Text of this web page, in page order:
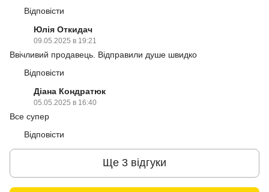
Відповісти
Юлія Откидач
09.05.2025 в 19:21
Ввічливий продавець. Відправили душе швидко
Відповісти
Діана Кондратюк
05.05.2025 в 16:40
Все супер
Відповісти
Ще 3 відгуки